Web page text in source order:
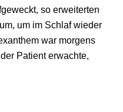
so erweiterten
um im Schlaf wieder
war morgens
Patient erwachte,